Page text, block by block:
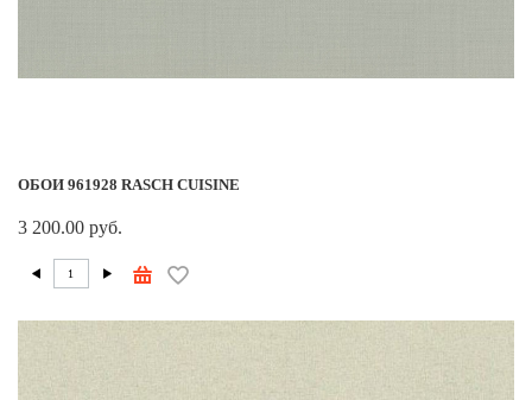
ОБОИ 961928 RASCH CUISINE
3 200.00 руб.